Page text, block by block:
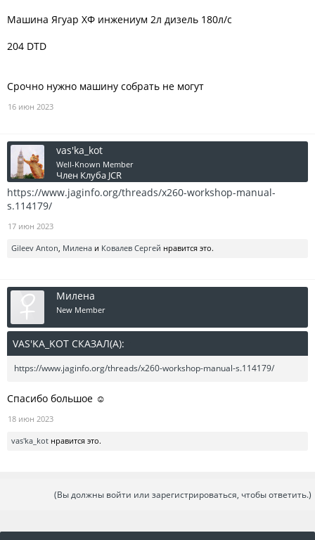
Машина Ягуар ХФ инжениум 2л дизель 180л/с
204 DTD
Срочно нужно машину собрать не могут
16 июн 2023
vas'ka_kot
Well-Known Member
Член Клуба JCR
https://www.jaginfo.org/threads/x260-workshop-manual-
s.114179/
17 июн 2023
Gileev Anton, Милена и Ковалев Сергей нравится это.
Милена
New Member
VAS'KA_KOT СКАЗАЛ(А):
https://www.jaginfo.org/threads/x260-workshop-manual-s.114179/
Спасибо большое ☺️
18 июн 2023
vas'ka_kot нравится это.
(Вы должны войти или зарегистрироваться, чтобы ответить.)